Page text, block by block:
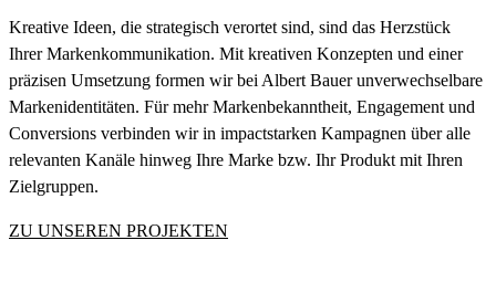
Kreative Ideen, die strategisch verortet sind, sind das Herzstück
Ihrer Markenkommunikation. Mit kreativen Konzepten und einer
präzisen Umsetzung formen wir bei Albert Bauer unverwechselbare
Markenidentitäten. Für mehr Markenbekanntheit, Engagement und
Conversions verbinden wir in impactstarken Kampagnen über alle
relevanten Kanäle hinweg Ihre Marke bzw. Ihr Produkt mit Ihren
Zielgruppen.
ZU UNSEREN PROJEKTEN